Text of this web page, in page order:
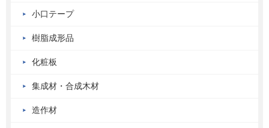
小口テープ
樹脂成形品
化粧板
集成材・合成木材
造作材